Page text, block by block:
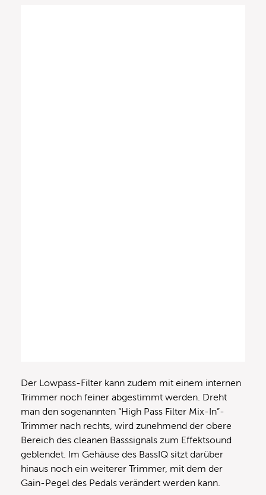
Der Lowpass-Filter kann zudem mit einem internen
Trimmer noch feiner abgestimmt werden. Dreht
man den sogenannten “High Pass Filter Mix-In”-
Trimmer nach rechts, wird zunehmend der obere
Bereich des cleanen Basssignals zum Effektsound
geblendet. Im Gehäuse des BassIQ sitzt darüber
hinaus noch ein weiterer Trimmer, mit dem der
Gain-Pegel des Pedals verändert werden kann.